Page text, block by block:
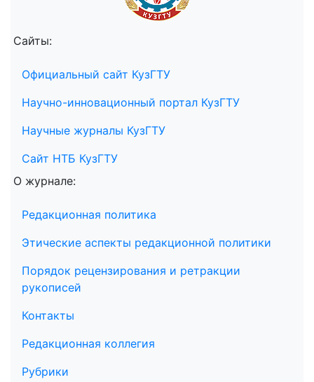
Сайты:
Официальный сайт КузГТУ
Научно-инновационный портал КузГТУ
Научные журналы КузГТУ
Сайт НТБ КузГТУ
О журнале:
Редакционная политика
Этические аспекты редакционной политики
Порядок рецензирования и ретракции
рукописей
Контакты
Редакционная коллегия
Рубрики